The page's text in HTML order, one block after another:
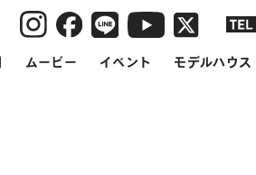
ムービー イベント モデルハウス